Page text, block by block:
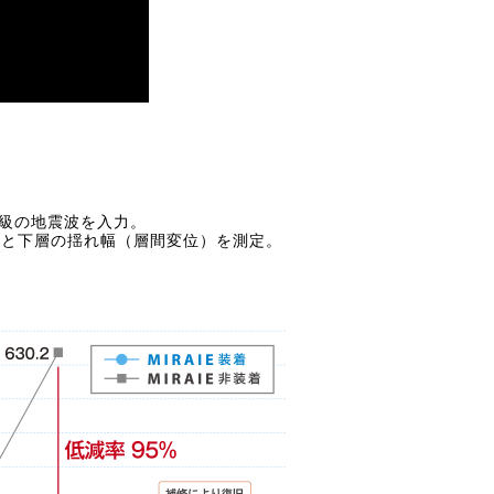
の地震波を入力。
下層の揺れ幅（層間変位）を測定。